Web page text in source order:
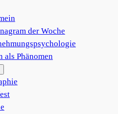
der Woche
als Phänomen